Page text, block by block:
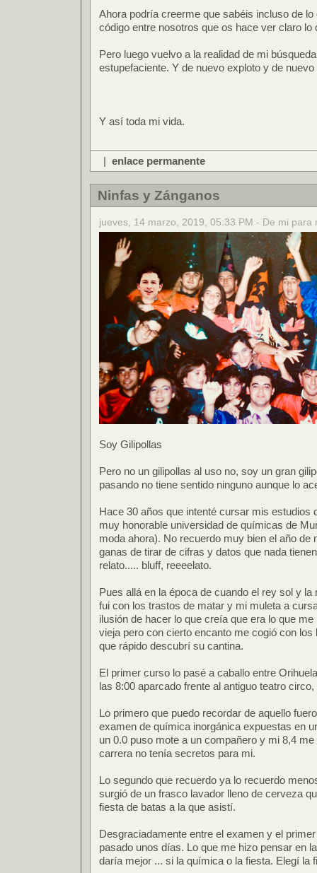
Ahora podría creerme que sabéis incluso de
código entre nosotros que os hace ver claro lo
Pero luego vuelvo a la realidad de mi
estupefaciente. Y de nuevo exploto y de
Y así toda mi vida.
| enlace permanente
Ninfas y Zánganos
jueves, 14 marzo, 2019, 05:33 PM - De mi para
Soy Gilipollas
Pero no un gilipollas al uso no, soy un gran
pasando no tiene sentido ninguno aunque lo
Hace 30 años que intenté cursar mis estudios
muy honorable universidad de químicas de
moda ahora). No recuerdo muy bien el año de
ganas de tirar de cifras y datos que nada
relato..... bluff, reeeelato.
Pues allá en la época de cuando el rey sol y
fui con los trastos de matar y mi muleta a
ilusión de hacer lo que creía que era lo que
vieja pero con cierto encanto me cogió con
que rápido descubrí su cantina.
El primer curso lo pasé a caballo entre
las 8:00 aparcado frente al antiguo teatro
Lo primero que puedo recordar de aquello
examen de química inorgánica expuestas en
un 0.0 puso mote a un compañero y mi 8,4
carrera no tenía secretos para mi.
Lo segundo que recuerdo ya lo recuerdo
surgió de un frasco lavador lleno de cerveza
fiesta de batas a la que asistí.
Desgraciadamente entre el examen y el
pasado unos días. Lo que me hizo pensar en
daría mejor ... si la química o la fiesta. Elegí la